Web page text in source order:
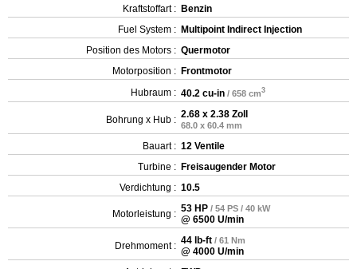
Kraftstoffart : Benzin
Fuel System : Multipoint Indirect Injection
Position des Motors : Quermotor
Motorposition : Frontmotor
Hubraum : 40.2 cu-in / 658 cm3
Bohrung x Hub : 2.68 x 2.38 Zoll
68.0 x 60.4 mm
Bauart : 12 Ventile
Turbine : Freisaugender Motor
Verdichtung : 10.5
Motorleistung : 53 HP / 54 PS / 40 kW
@ 6500 U/min
Drehmoment : 44 lb-ft / 61 Nm
@ 4000 U/min